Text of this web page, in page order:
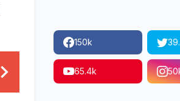
150k
65.4k